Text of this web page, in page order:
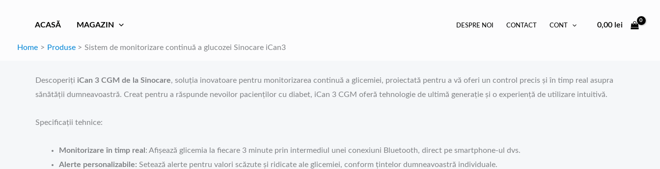
ACASĂ MAGAZIN DESPRE NOI CONTACT CONT 0,00 lei
Home Produse Sistem de monitorizare continuă a glucozei Sinocare iCan3
Descoperiți iCan 3 CGM de la Sinocare, soluția inovatoare pentru monitorizarea continuă a glicemiei, proiectată pentru a vă oferi un control precis și în timp real asupra
sănătății dumneavoastră. Creat pentru a răspunde nevoilor pacienților cu diabet, iCan 3 CGM oferă tehnologie de ultimă generație și o experiență de utilizare intuitivă.
Specificații tehnice:
Monitorizare în timp real : Afișează glicemia la fiecare 3 minute prin intermediul unei conexiuni Bluetooth, direct pe smartphone-ul dvs.
Alerte personalizabile: Setează alerte pentru valori scăzute și ridicate ale glicemiei, conform țintelor dumneavoastră individuale.